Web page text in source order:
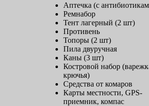
Аптечка (с
Ремнабор
Тент лагерный (2 шт)
Противень
Топоры (2 шт)
Пила двуручная
Каны (3 шт)
Костровой набор
крючья)
Средства от комаров
Карты местности, GPS-
приемник, компас